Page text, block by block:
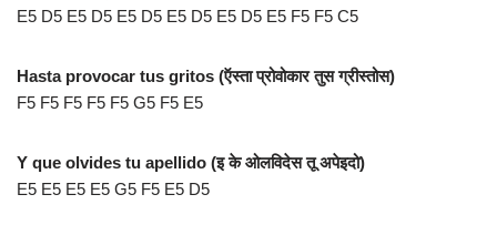
E5 D5 E5 D5 E5 D5 E5 D5 E5 D5 E5 F5 F5 C5
Hasta provocar tus gritos (ऍस्ता प्रोवोकार तुस ग्रीस्तोस)
F5 F5 F5 F5 F5 G5 F5 E5
Y que olvides tu apellido (इ के ओलविदेस तू अपेइदो)
E5 E5 E5 E5 G5 F5 E5 D5